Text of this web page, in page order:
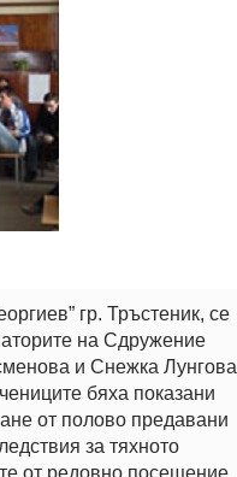
гр. Тръстеник, се
на Сдружение
и Снежка Лунгова
бяха показани
от полово предавани
за тяхното
от редовно посещение